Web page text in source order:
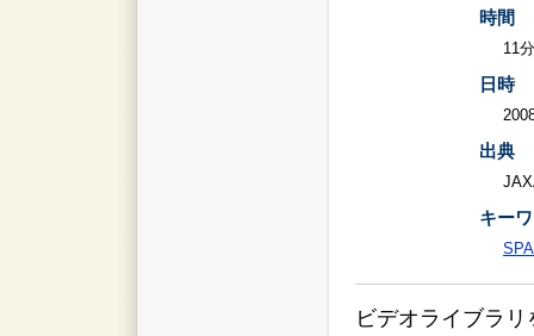
時間
11
日時
出典
キー
ビデオライブラ